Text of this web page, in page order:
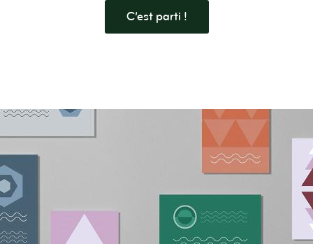
C’est parti !